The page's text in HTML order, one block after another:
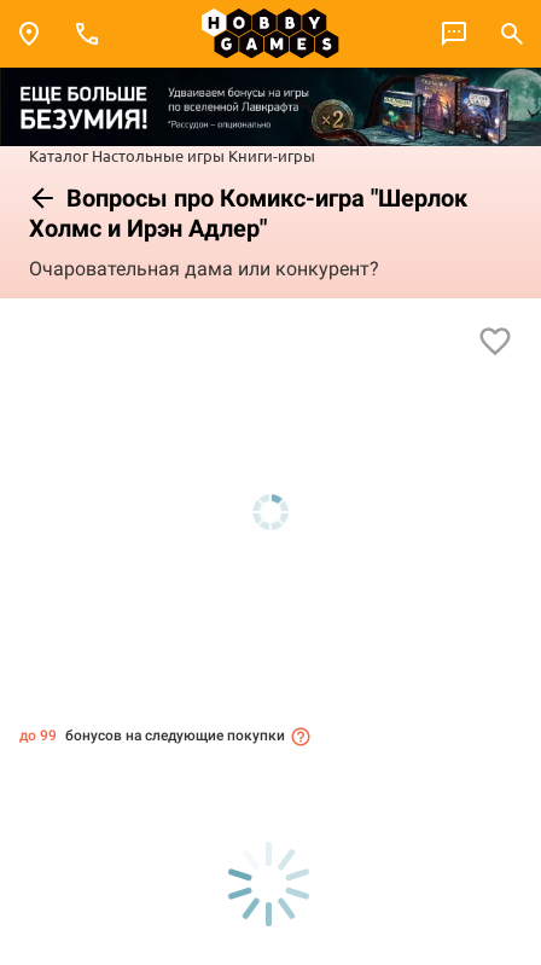
Каталог Настольные игры Книги-игры
Вопросы про Комикс-игра "Шерлок
Холмс и Ирэн Адлер"
Очаровательная дама или конкурент?
до 99 бонусов на следующие покупки